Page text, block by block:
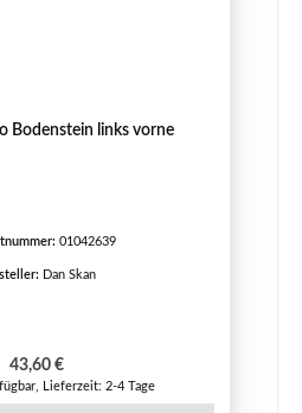
Bodenstein links vorne
01042639
Dan Skan
Regulärer Preis:
43,60 €
Lieferzeit: 2-4 Tage